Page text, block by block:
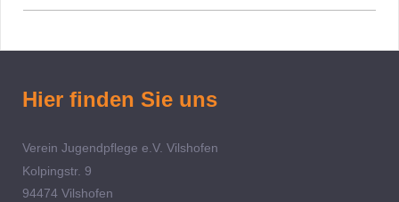
Hier finden Sie uns
Verein Jugendpflege e.V. Vilshofen
Kolpingstr. 9
94474 Vilshofen